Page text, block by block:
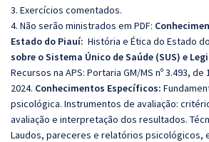
3. Exercícios comentados.
4. Não serão ministrados em PDF:
Estado do Piauí: História e Ética do Estado
sobre o Sistema Único de Saúde (SUS) e
Recursos na APS: Portaria GM/MS nº 3.493, de
2024. Conhecimentos Específicos:
psicológica. Instrumentos de avaliação:
avaliação e interpretação dos resultados.
Laudos, pareceres e relatórios psicológicos,